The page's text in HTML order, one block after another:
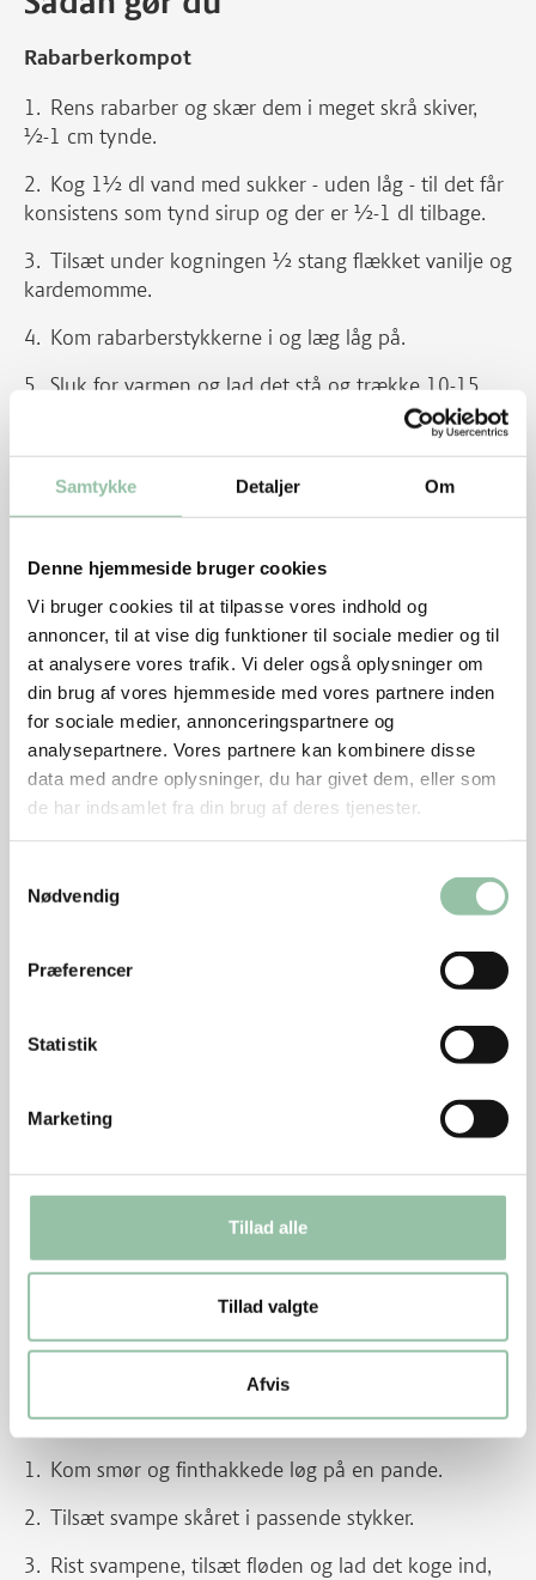
Samtykke Detaljer Om
Denne hjemmeside bruger cookies
Vi bruger cookies til at tilpasse vores indhold og
annoncer, til at vise dig funktioner til sociale medier og til
at analysere vores trafik. Vi deler også oplysninger om
din brug af vores hjemmeside med vores partnere inden
for sociale medier, annonceringspartnere og
analysepartnere. Vores partnere kan kombinere disse
data med andre oplysninger, du har givet dem, eller som
de har indsamlet fra din brug af deres tjenester.
Nødvendig
Præferencer
Statistik
Marketing
Tillad alle
Tillad valgte
Afvis
Rabarberkompot
Rens rabarber og skær dem i meget skrå skiver,
½-1 cm tynde.
Kog 1½ dl vand med sukker - uden låg - til det får
konsistens som tynd sirup og der er ½-1 dl tilbage.
Tilsæt under kogningen ½ stang flækket vanilje og
kardemomme.
Kom rabarberstykkerne i og læg låg på.
Sluk for varmen og lad det stå og trække 10-15
minutter, evt. på den varme kogeplade, så der stadig
De kan serveres lune eller kolde.
En almindelig mørbrad fra gris kan også bruges.
Bimørbraden skæres af. Mørbraden afpudses helt for
sener, hinder og fedt, og fraskæres 9 cm fra
mørbradspidsen og 7 cm fra mørbradhovedet.
Stykket er nu lige tykt over det hele og dermed fås
den bedste kulinariske kvalitet efter stegningen.
medaljoner.
Dup kødet tørt med køkkenrulle. Krydr
medaljonerne med salt og peber.
Brun smørret på panden ved god varme, så det er
Brun kødet 1 minut på hver side.
skåret i fire stykker eller 2 minutter på hver side, hvis
Svampe
Kom smør og finthakkede løg på en pande.
Tilsæt svampe skåret i passende stykker.
Rist svampene, tilsæt fløden og lad det koge ind,